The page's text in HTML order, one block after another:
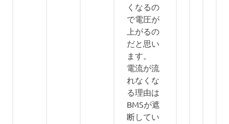
くなるの
で電圧が
上がるの
だと思い
ます。
電流が流
れなくな
る理由は
BMSが遮
断してい